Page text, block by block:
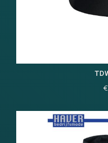
€